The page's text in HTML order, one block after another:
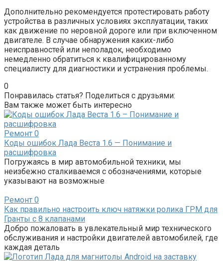
Дополнительно рекомендуется протестировать работу
устройства в различных условиях эксплуатации, таких
как движение по неровной дороге или при включенном
двигателе. В случае обнаружения каких-либо
неисправностей или неполадок, необходимо
немедленно обратиться к квалифицированному
специалисту для диагностики и устранения проблемы.
0
Понравилась статья? Поделиться с друзьями:
Вам также может быть интересно
Ремонт 0
Коды ошибок Лада Веста 1.6 — Понимание и
расшифровка
Погружаясь в мир автомобильной техники, мы
неизбежно сталкиваемся с обозначениями, которые
указывают на возможные
Ремонт 0
Как правильно настроить ключ натяжки ролика ГРМ для
Гранты с 8 клапанами
Добро пожаловать в увлекательный мир технического
обслуживания и настройки двигателей автомобилей, где
каждая деталь